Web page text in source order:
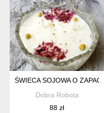
ŚWIECA SOJOWA O
Dobra Robota
88 zł